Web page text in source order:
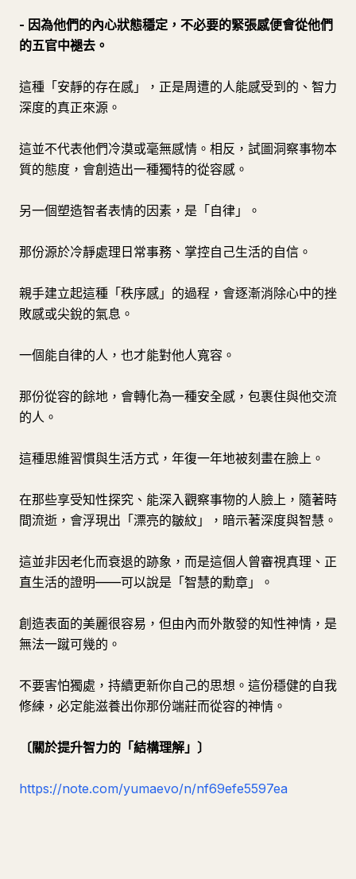
- 因為他們的內心狀態穩定，不必要的緊張感便會從他們
的五官中褪去。
這種「安靜的存在感」，正是周遭的人能感受到的、智力
深度的真正來源。
這並不代表他們冷漠或毫無感情。相反，試圖洞察事物本
質的態度，會創造出一種獨特的從容感。
另一個塑造智者表情的因素，是「自律」。
那份源於冷靜處理日常事務、掌控自己生活的自信。
親手建立起這種「秩序感」的過程，會逐漸消除心中的挫
敗感或尖銳的氣息。
一個能自律的人，也才能對他人寬容。
那份從容的餘地，會轉化為一種安全感，包裹住與他交流
的人。
這種思維習慣與生活方式，年復一年地被刻畫在臉上。
在那些享受知性探究、能深入觀察事物的人臉上，隨著時
間流逝，會浮現出「漂亮的皺紋」，暗示著深度與智慧。
這並非因老化而衰退的跡象，而是這個人曾審視真理、正
直生活的證明——可以說是「智慧的勳章」。
創造表面的美麗很容易，但由內而外散發的知性神情，是
無法一蹴可幾的。
不要害怕獨處，持續更新你自己的思想。這份穩健的自我
修練，必定能滋養出你那份端莊而從容的神情。
〔關於提升智力的「結構理解」〕
https://note.com/yumaevo/n/nf69efe5597ea